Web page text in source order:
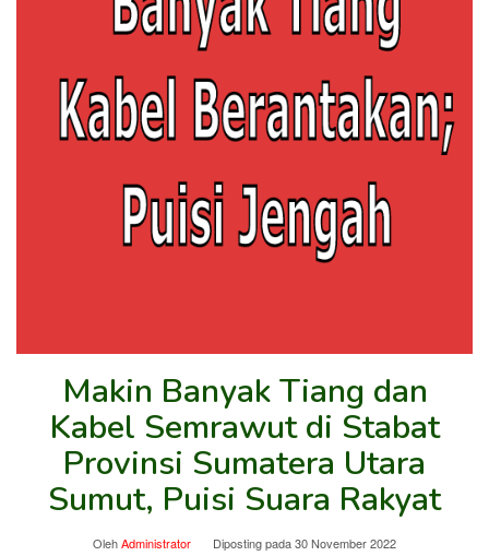
Makin Banyak Tiang dan
Kabel Semrawut di Stabat
Provinsi Sumatera Utara
Sumut, Puisi Suara Rakyat
OlehAdministrator Diposting pada30 November 2022